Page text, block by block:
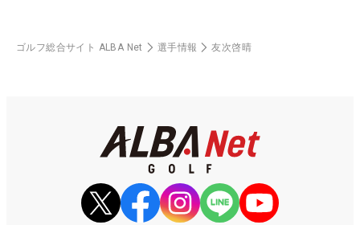
ゴルフ総合サイト ALBA Net 選手情報 友次啓晴